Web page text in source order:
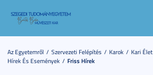
Az Egyetemről Szervezeti Felépítés Karok
Kari Élet
Hírek És Események
Friss Hírek